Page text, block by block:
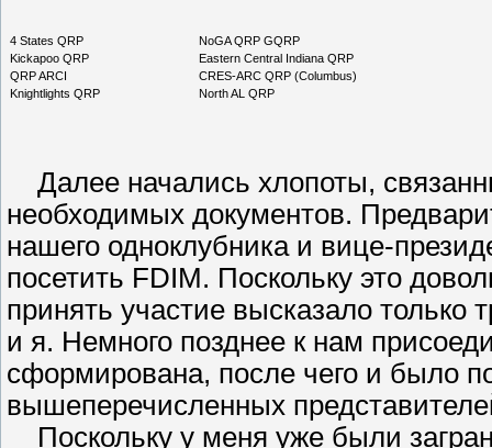
4 States QRP
NoGA QRP GQRP
Kickapoo QRP
Eastern Central Indiana QRP
QRP ARCI
CRES-ARC QRP (Columbus)
Knightlights QRP
North AL QRP
Далее начались хлопоты,
необходимых документов.
нашего одноклубника и вице-
посетить FDIM. Поскольку это
принять участие высказало
и я. Немного позднее к нам
сформирована, после чего и было
вышеперечисленных
Поскольку у меня уже были